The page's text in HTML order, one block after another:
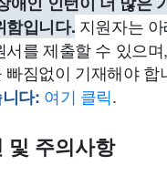
함입니다. 지원자는
서를 제출할 수 있으
빠짐없이 기재해야 합
다: 여기 클릭.
및 주의사항